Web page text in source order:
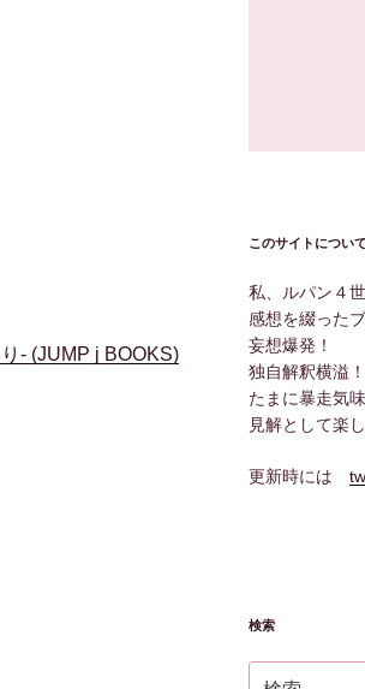
- (JUMP j BOOKS)
このサイトについて
私、ルパン４
感想を綴ったブ
妄想爆発！
独自解釈横溢！
たまに暴走気
見解として楽
更新時には
検索